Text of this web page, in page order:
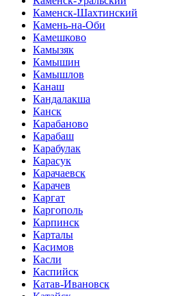
Каменск-Шахтинский
Камень-на-Оби
Камешково
Камызяк
Камышин
Камышлов
Канаш
Кандалакша
Канск
Карабаново
Карабаш
Карабулак
Карасук
Карачаевск
Карачев
Каргат
Каргополь
Карпинск
Карталы
Касимов
Касли
Каспийск
Катав-Ивановск